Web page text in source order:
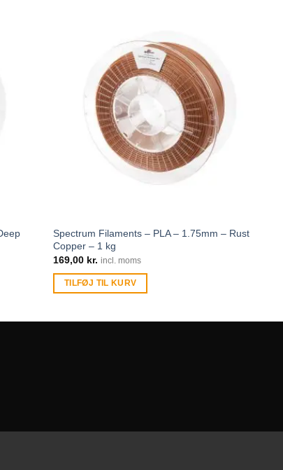
Spectrum Filaments – PLA – 1.75mm – Rust
Copper – 1 kg
169,00 kr. incl. moms
TILFØJ TIL KURV